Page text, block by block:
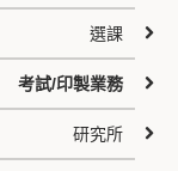
選課
考試/印製業務
研究所